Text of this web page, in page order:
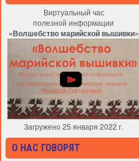
Виртуальный час
полезной информации
«Волшебство марийской вышивки»
Загружено 25 января 2022 г.
О НАС ГОВОРЯТ